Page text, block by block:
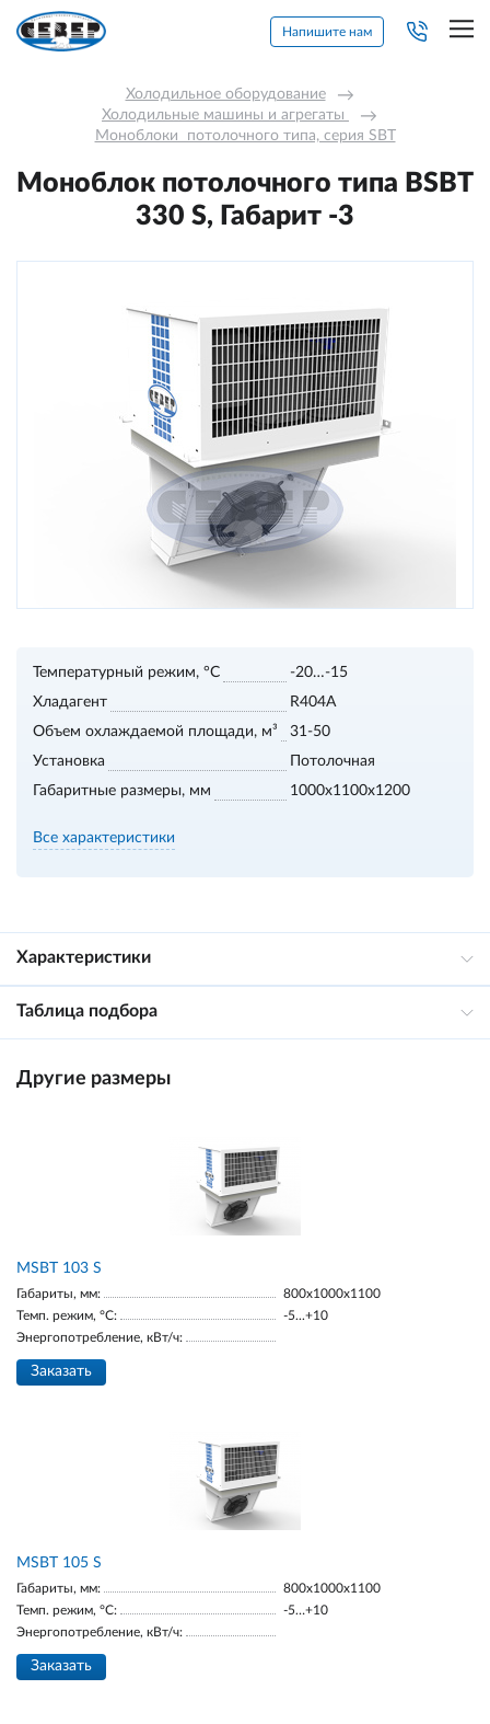
Напишите нам
Холодильное оборудование →
Холодильные машины и агрегаты →
Моноблоки  потолочного типа, серия SBT
Моноблок потолочного типа BSBT
330 S, Габарит -3
Температурный режим, °С
-20…-15
Хладагент
R404A
Объем охлаждаемой площади, м³
31-50
Установка
Потолочная
Габаритные размеры, мм
1000х1100х1200
Все характеристики
Характеристики
Таблица подбора
Другие размеры
MSBT 103 S
Габариты, мм:
800х1000х1100
Темп. режим, °С:
-5...+10
Энергопотребление, кВт/ч:
Заказать
MSBT 105 S
Габариты, мм:
800х1000х1100
Темп. режим, °С:
-5…+10
Энергопотребление, кВт/ч:
Заказать